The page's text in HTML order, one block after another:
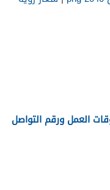
العمل ورقم التواصل